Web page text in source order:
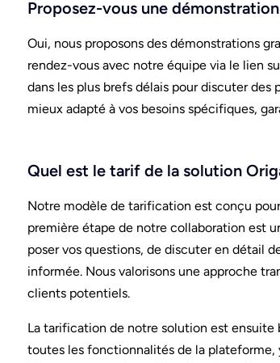
Proposez-vous une
Oui, nous proposons des démonstrations
rendez-vous avec notre équipe via le lien
dans les plus brefs délais pour discuter
mieux adapté à vos besoins spécifiques,
Quel est le tarif de la solution
Notre modèle de tarification est conçu
première étape de notre collaboration est
poser vos questions, de discuter en détail
informée. Nous valorisons une approche
clients potentiels.
La tarification de notre solution est
toutes les fonctionnalités de la plateforme,